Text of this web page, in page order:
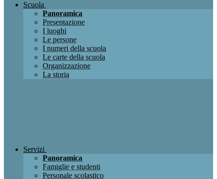
Scuola
Panoramica
Presentazione
I luoghi
Le persone
I numeri della scuola
Le carte della scuola
Organizzazione
La storia
Servizi
Panoramica
Famiglie e studenti
Personale scolastico